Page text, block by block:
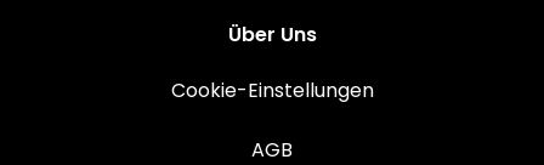
Über Uns
Cookie-Einstellungen
AGB